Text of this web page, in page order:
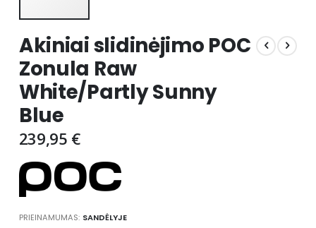
to
the
beginning
of
the
images
gallery
Akiniai slidinėjimo POC
Zonula Raw
White/Partly Sunny
Blue
239,95 €
PRIEINAMUMAS: SANDĖLYJE